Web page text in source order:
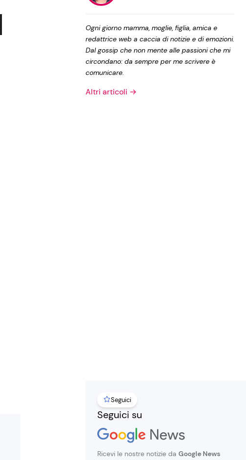
Privacy Policy
Ogni giorno mamma, moglie, figlia, amica e
redattrice web a caccia di notizie e di emozioni.
Dal gossip che non mente alle passioni che mi
circondano: da sempre per me scrivere è
comunicare.
Altri articoli →
Seguici
Seguici su
Ricevi le nostre notizie da Google News